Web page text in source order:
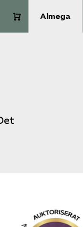
Almega
och aktiviteter